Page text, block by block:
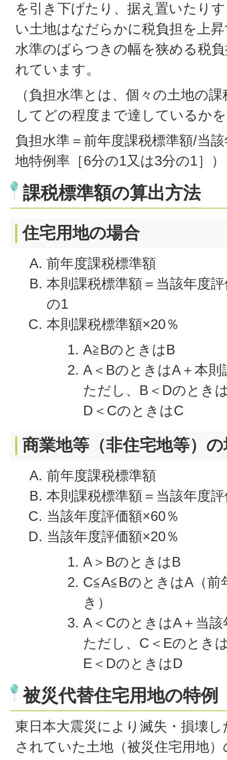
を引き下げたり、据え置いたり
い土地はなだらかに税負担を上
水準のばらつきの幅を狭める税
れています。
（負担水準とは、個々の土地の
してどの程度まで達しているか
負担水準＝前年度課税標準額/当
地特例率［6分の1又は3分の1］）
課税標準額の算出方法
住宅用地の場合
前年度課税標準額
本則課税標準額＝当該年度
の1
本則課税標準額×20％
A≧BのときはB
A＜BのときはA＋本
ただし、B＜Dのとき
D＜CのときはC
商業地等（非住宅地等）
前年度課税標準額
本則課税標準額＝当該年度
当該年度評価額×60％
当該年度評価額×20％
A＞BのときはB
C≦A≦BのときはA（前
き）
A＜CのときはA＋当
ただし、C＜Eのとき
E＜DのときはD
被災代替住宅用地の特例
東日本大震災により滅失・損壊
されていた土地（被災住宅用地